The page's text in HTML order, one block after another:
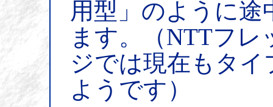
用型」のように
ます。（NTTフ
ジでは現在もタ
ようです）